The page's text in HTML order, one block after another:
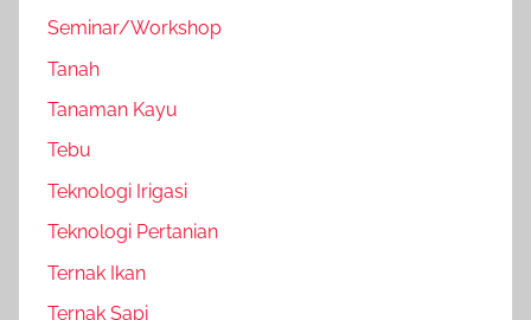
Seminar/Workshop
Tanah
Tanaman Kayu
Tebu
Teknologi Irigasi
Teknologi Pertanian
Ternak Ikan
Ternak Sapi